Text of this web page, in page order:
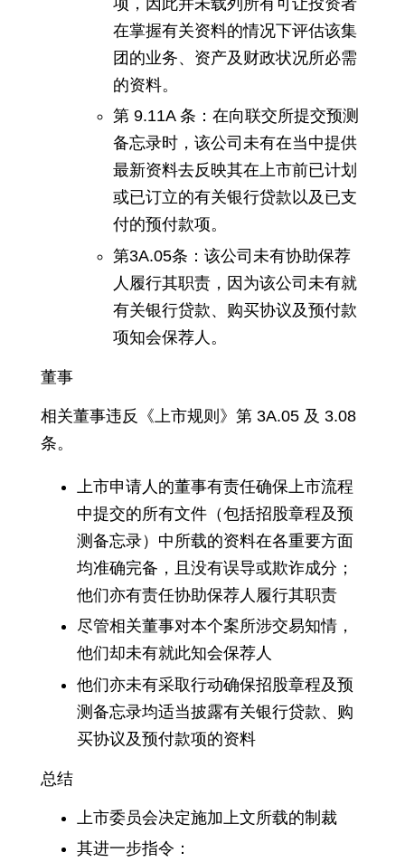
在掌握有关资料的情况下评估该集
团的业务、资产及财政状况所必需
的资料。
第 9.11A 条：在向联交所提交预测
备忘录时，该公司未有在当中提供
最新资料去反映其在上市前已计划
或已订立的有关银行贷款以及已支
付的预付款项。
第3A.05条：该公司未有协助保荐
人履行其职责，因为该公司未有就
有关银行贷款、购买协议及预付款
项知会保荐人。
董事
相关董事违反《上市规则》第 3A.05 及 3.08
条。
上市申请人的董事有责任确保上市流程
中提交的所有文件（包括招股章程及预
测备忘录）中所载的资料在各重要方面
均准确完备，且没有误导或欺诈成分；
他们亦有责任协助保荐人履行其职责
尽管相关董事对本个案所涉交易知情，
他们却未有就此知会保荐人
他们亦未有采取行动确保招股章程及预
测备忘录均适当披露有关银行贷款、购
买协议及预付款项的资料
总结
上市委员会决定施加上文所载的制裁
其进一步指令：